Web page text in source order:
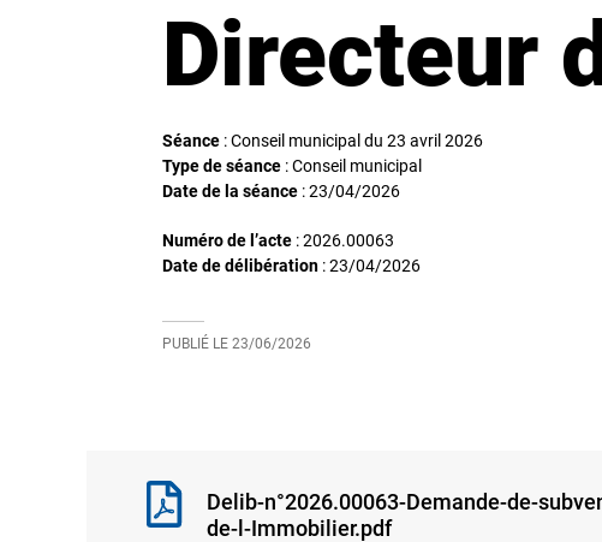
Directeur
Séance : Conseil municipal du 23 avril 2026
Type de séance : Conseil municipal
Date de la séance :23/04/2026
Numéro de l’acte : 2026.00063
Date de délibération :23/04/2026
PUBLIÉ LE 23/06/2026
Delib-n°2026.00063-Demande-de-
de-l-Immobilier.pdf